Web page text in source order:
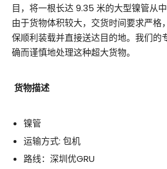
目，将一根长达 9.35 米的大型镍管从中
由于货物体积较大，交货时间要求严格
保顺利装载并直接送达目的地。我们的
确而谨慎地处理这种超大货物。
货物描述
镍管
运输方式: 包机
路线：深圳优GRU